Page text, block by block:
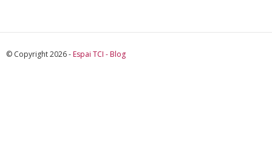
© Copyright 2026 - Espai TCI - Blog